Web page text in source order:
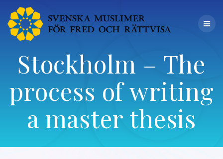
Stockholm – The
process of writing
a master thesis